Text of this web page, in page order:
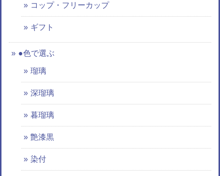
コップ・フリーカップ
ギフト
●色で選ぶ
瑠璃
深瑠璃
暮瑠璃
艶漆黒
染付